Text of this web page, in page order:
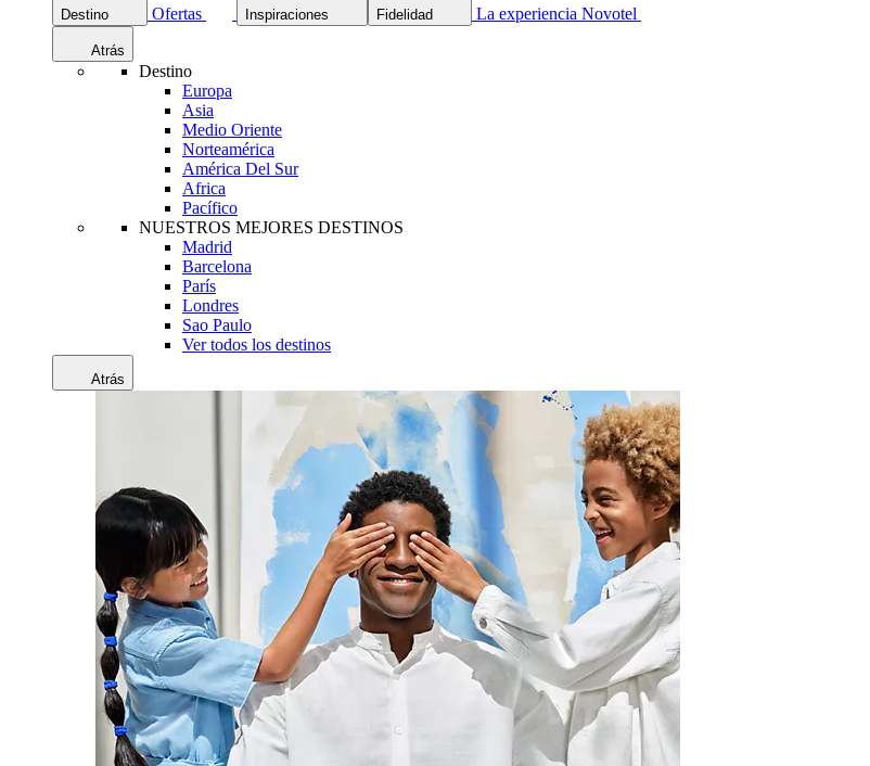
Destino Ofertas Inspiraciones Fidelidad La experiencia Novotel
Atrás
Destino
Europa
Asia
Medio Oriente
Norteamérica
América Del Sur
Africa
Pacífico
NUESTROS MEJORES DESTINOS
Madrid
Barcelona
París
Londres
Sao Paulo
Ver todos los destinos
Atrás